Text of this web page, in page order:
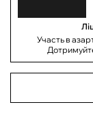
Участь в